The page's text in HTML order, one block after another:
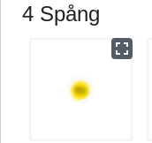
4 Spång